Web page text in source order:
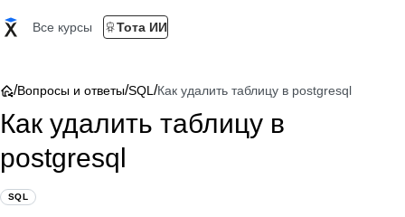
Все курсы Тота ИИ
/Вопросы и ответы/SQL /Как удалить таблицу в postgresql
Как удалить таблицу в
postgresql
SQL